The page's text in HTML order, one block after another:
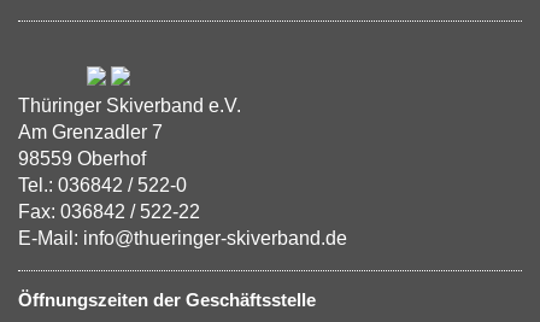
Thüringer Skiverband e.V.
Am Grenzadler 7
98559 Oberhof
Tel.: 036842 / 522-0
Fax: 036842 / 522-22
E-Mail: info@thueringer-skiverband.de
Öffnungszeiten der Geschäftsstelle